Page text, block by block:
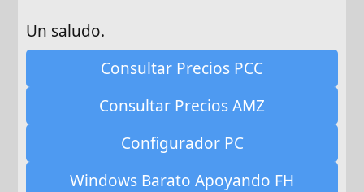
Un saludo.
Consultar Precios PCC
Consultar Precios AMZ
Configurador PC
Windows Barato Apoyando FH